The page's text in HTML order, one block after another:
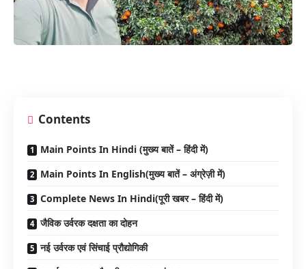
Contents
Main Points In Hindi (मुख्य बातें – हिंदी में)
Main Points In English(मुख्य बातें – अंग्रेज़ी में)
Complete News In Hindi(पूरी खबर – हिंदी में)
जैविक उर्वरक दक्षता का दोहन
नई उर्वरक एवं सिंचाई प्रौद्योगिकी